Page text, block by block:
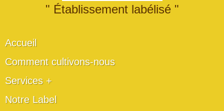
" Établissement labélisé "
Accueil
Comment cultivons-nous
Services +
Notre Label